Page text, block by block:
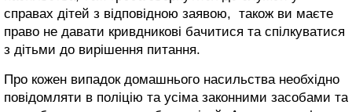
справах дітей з відповідною заявою, також ви маєте
право не давати кривдникові бачитися та спілкуватися
з дітьми до вирішення питання.
Про кожен випадок домашнього насильства необхідно
повідомляти в поліцію та усіма законними засобами та